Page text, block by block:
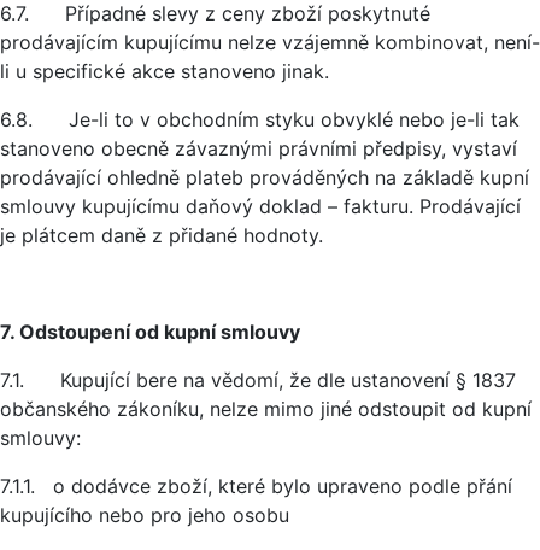
6.7. Případné slevy z ceny zboží poskytnuté
prodávajícím kupujícímu nelze vzájemně kombinovat, není-
li u specifické akce stanoveno jinak.
6.8. Je-li to v obchodním styku obvyklé nebo je-li tak
stanoveno obecně závaznými právními předpisy, vystaví
prodávající ohledně plateb prováděných na základě kupní
smlouvy kupujícímu daňový doklad – fakturu. Prodávající
je plátcem daně z přidané hodnoty.
7. Odstoupení od kupní smlouvy
7.1. Kupující bere na vědomí, že dle ustanovení § 1837
občanského zákoníku, nelze mimo jiné odstoupit od kupní
smlouvy:
7.1.1. o dodávce zboží, které bylo upraveno podle přání
kupujícího nebo pro jeho osobu